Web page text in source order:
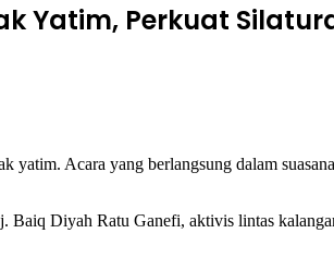
Yatim, Perkuat
Acara yang berlangsung dalam
Diyah Ratu Ganefi, aktivis lintas